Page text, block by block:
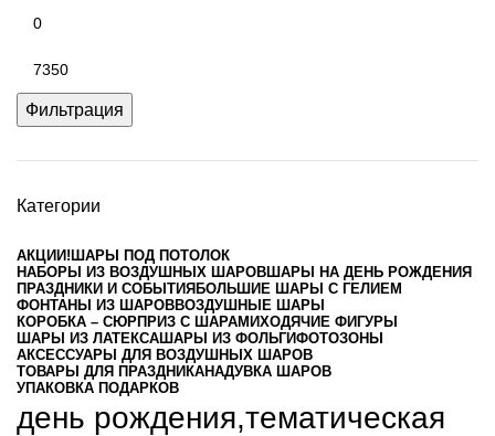
Фильтрация
Категории
АКЦИИ! ШАРЫ ПОД ПОТОЛОК
НАБОРЫ ИЗ ВОЗДУШНЫХ ШАРОВШАРЫ НА ДЕНЬ РОЖДЕНИЯ
ПРАЗДНИКИ И СОБЫТИЯ БОЛЬШИЕ ШАРЫ С ГЕЛИЕМ
ФОНТАНЫ ИЗ ШАРОВВОЗДУШНЫЕ ШАРЫ
КОРОБКА – СЮРПРИЗ С ШАРАМИХОДЯЧИЕ ФИГУРЫ
ШАРЫ ИЗ ЛАТЕКСАШАРЫ ИЗ ФОЛЬГИФОТОЗОНЫ
АКСЕССУАРЫ ДЛЯ ВОЗДУШНЫХ ШАРОВ
ТОВАРЫ ДЛЯ ПРАЗДНИКАНАДУВКА ШАРОВ
УПАКОВКА ПОДАРКОВ
день рождения,тематическая